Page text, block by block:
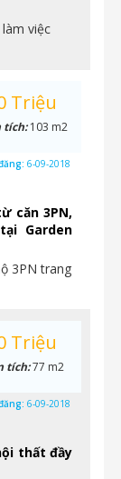
việc
căn 3PN,
Garden
3PN trang
Triệu
tích:103 m2
6-09-2018
thất đầy
Triệu
tích:77 m2
6-09-2018